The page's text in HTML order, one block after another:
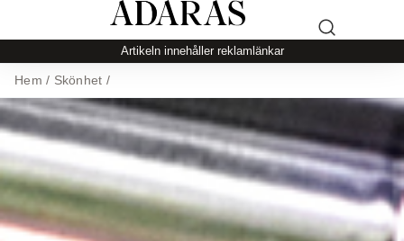
Artikeln innehåller reklamlänkar
Hem / Skönhet /